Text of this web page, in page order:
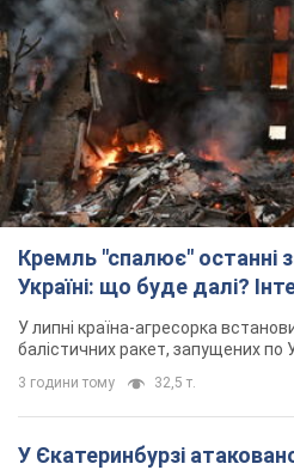
Кремль "спалює" останні
Україні: що буде далі?
У липні країна-агресорка
балістичних ракет, запущених по
3 години тому 32,5 т.
У Єкатеринбурзі